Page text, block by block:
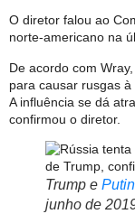
O diretor falou ao
norte-americano na
De acordo com
para causar rusgas
A influência se dá
confirmou o diretor.
Trump e Putin
junho de